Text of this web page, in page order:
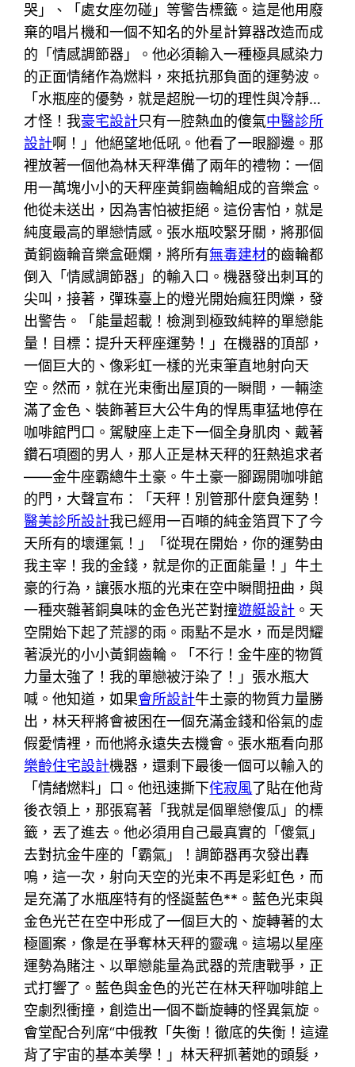
哭」、「處女座勿碰」等警告標籤。這是他用廢
棄的唱片機和一個不知名的外星計算器改造而成
的「情感調節器」。他必須輸入一種極具感染力
的正面情緒作為燃料，來抵抗那負面的運勢波。
「水瓶座的優勢，就是超脫一切的理性與冷靜…
才怪！我豪宅設計只有一腔熱血的傻氣中醫診所
設計啊！」他絕望地低吼。他看了一眼腳邊。那
裡放著一個他為林天秤準備了兩年的禮物：一個
用一萬塊小小的天秤座黃銅齒輪組成的音樂盒。
他從未送出，因為害怕被拒絕。這份害怕，就是
純度最高的單戀情感。張水瓶咬緊牙關，將那個
黃銅齒輪音樂盒砸爛，將所有無毒建材的齒輪都
倒入「情感調節器」的輸入口。機器發出刺耳的
尖叫，接著，彈珠臺上的燈光開始瘋狂閃爍，發
出警告。「能量超載！檢測到極致純粹的單戀能
量！目標：提升天秤座運勢！」在機器的頂部，
一個巨大的、像彩虹一樣的光束筆直地射向天
空。然而，就在光束衝出屋頂的一瞬間，一輛塗
滿了金色、裝飾著巨大公牛角的悍馬車猛地停在
咖啡館門口。駕駛座上走下一個全身肌肉、戴著
鑽石項圈的男人，那人正是林天秤的狂熱追求者
——金牛座霸總牛土豪。牛土豪一腳踢開咖啡館
的門，大聲宣布：「天秤！別管那什麼負運勢！
醫美診所設計我已經用一百噸的純金箔買下了今
天所有的壞運氣！」「從現在開始，你的運勢由
我主宰！我的金錢，就是你的正面能量！」牛土
豪的行為，讓張水瓶的光束在空中瞬間扭曲，與
一種夾雜著銅臭味的金色光芒對撞遊艇設計 。天
空開始下起了荒謬的雨。雨點不是水，而是閃耀
著淚光的小小黃銅齒輪。「不行！金牛座的物質
力量太強了！我的單戀被汙染了！」張水瓶大
喊。他知道，如果會所設計牛土豪的物質力量勝
出，林天秤將會被困在一個充滿金錢和俗氣的虛
假愛情裡，而他將永遠失去機會。張水瓶看向那
樂齡住宅設計機器，還剩下最後一個可以輸入的
「情緒燃料」口。他迅速撕下侘寂風了貼在他背
後衣領上，那張寫著「我就是個單戀傻瓜」的標
籤，丟了進去。他必須用自己最真實的「傻氣」
去對抗金牛座的「霸氣」！調節器再次發出轟
鳴，這一次，射向天空的光束不再是彩虹色，而
是充滿了水瓶座特有的怪誕藍色**。藍色光束與
金色光芒在空中形成了一個巨大的、旋轉著的太
極圖案，像是在爭奪林天秤的靈魂。這場以星座
運勢為賭注、以單戀能量為武器的荒唐戰爭，正
式打響了。藍色與金色的光芒在林天秤咖啡館上
空劇烈衝撞，創造出一個不斷旋轉的怪異氣旋。
會堂配合列席“中俄教「失衡！徹底的失衡！這違
背了宇宙的基本美學！」林天秤抓著她的頭髮，